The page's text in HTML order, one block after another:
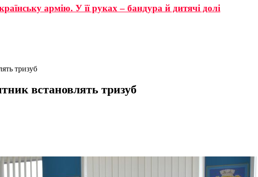
армію. У її руках – бандура й дитячі долі
тризуб
встановлять тризуб